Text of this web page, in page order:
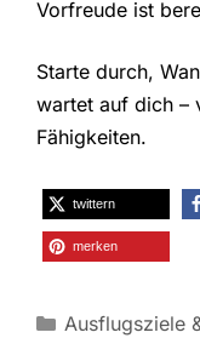
Vorfreude ist
Starte durch,
wartet auf dich –
Fähigkeiten.
twittern
merken
Kategorien
Ausflugsziele